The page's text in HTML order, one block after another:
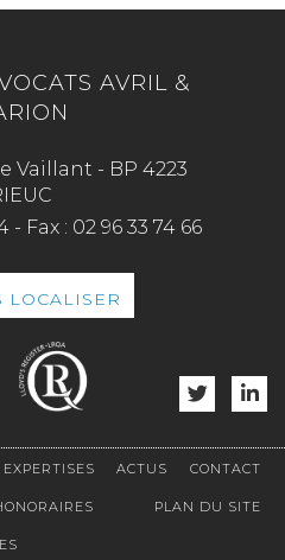
AVRIL &
Vaillant - BP 4223
- Fax : 02 96 33 74 66
LOCALISER
EXPERTISES ACTUS CONTACT
PLAN DU SITE